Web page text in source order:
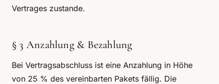
Vertrages zustande.
§ 3 Anzahlung & Bezahlung
Bei Vertragsabschluss ist eine Anzahlung in Höhe
von 25 % des vereinbarten Pakets fällig. Die